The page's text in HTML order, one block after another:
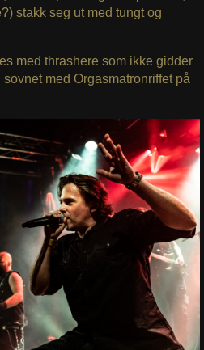
stakk seg ut med tungt og
med thrashere som ikke gidder
med Orgasmatronriffet på